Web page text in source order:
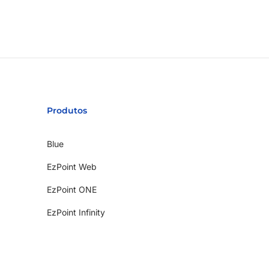
Produtos
Blue
EzPoint Web
EzPoint ONE
EzPoint Infinity